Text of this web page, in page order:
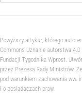
Powyższy artykuł, którego
Commons Uznanie autorstwa
Fundacji Tygodnika Wprost.
przez Prezesa Rady Ministrów.
pod warunkiem zachowania
i o posiadaczach praw.